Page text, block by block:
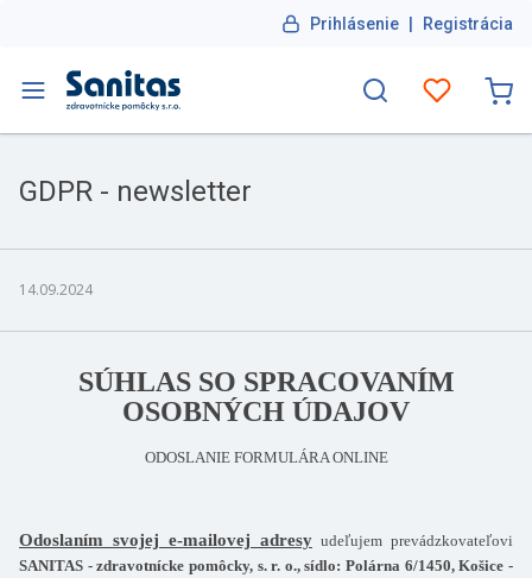
Prihlásenie | Registrácia
GDPR - newsletter
14.09.2024
SÚHLAS SO SPRACOVANÍM
OSOBNÝCH ÚDAJOV
ODOSLANIE FORMULÁRA ONLINE
Odoslaním svojej e-mailovej adresy udeľujem prevádzkovateľovi
SANITAS - zdravotnícke pomôcky, s. r. o., sídlo: Polárna 6/1450, Košice -